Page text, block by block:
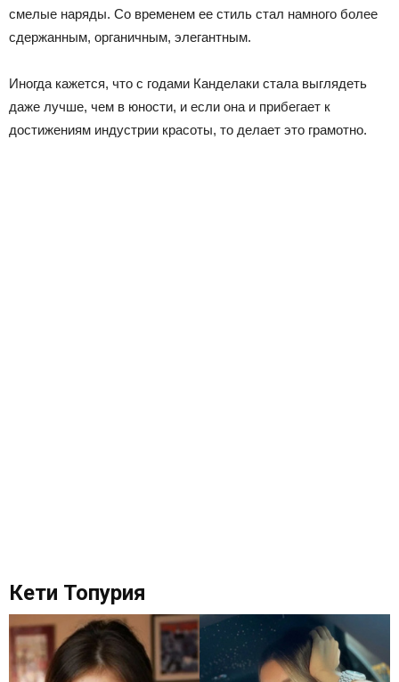
смелые наряды. Со временем ее стиль стал намного более
сдержанным, органичным, элегантным.
Иногда кажется, что с годами Канделаки стала выглядеть
даже лучше, чем в юности, и если она и прибегает к
достижениям индустрии красоты, то делает это грамотно.
Кети Топурия